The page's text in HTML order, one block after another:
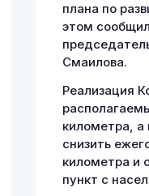
плана по
этом
Смаилова.
Реализация
километра, а
снизить
километра и
пункт с